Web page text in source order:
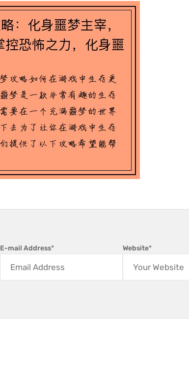
E-mail Address* Website*